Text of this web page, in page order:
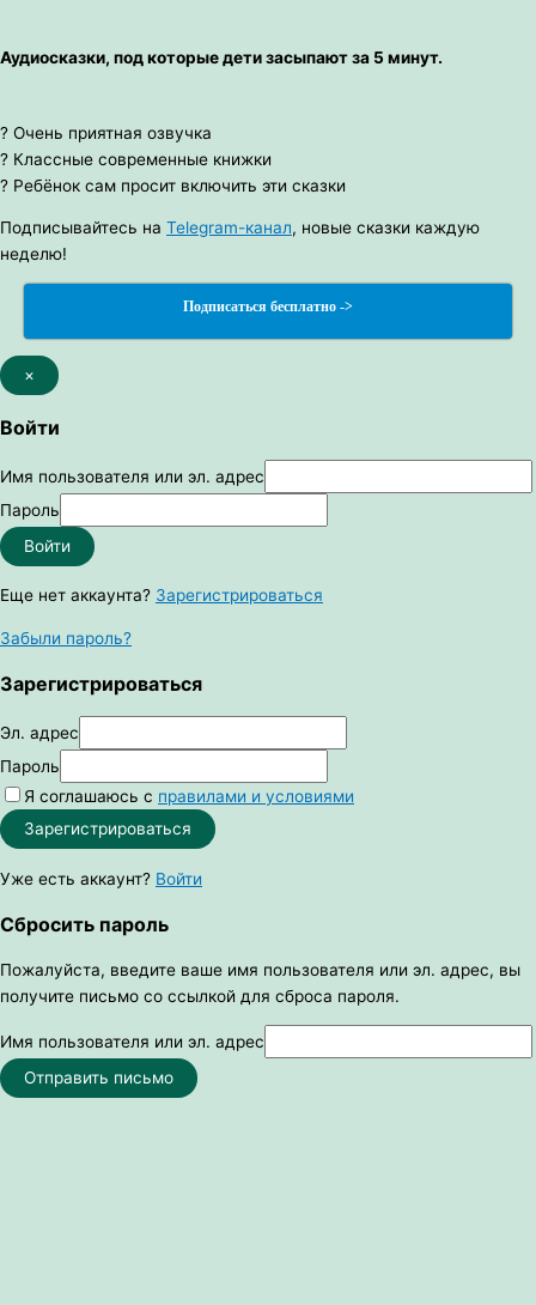
Аудиосказки, под которые дети засыпают за 5 минут.
? Очень приятная озвучка
? Классные современные книжки
? Ребёнок сам просит включить эти сказки
Подписывайтесь на Telegram-канал, новые сказки каждую
неделю!
Подписаться бесплатно ->
×
Войти
Имя пользователя или эл. адрес
Пароль
Войти
Еще нет аккаунта? Зарегистрироваться
Забыли пароль?
Зарегистрироваться
Эл. адрес
Пароль
Я соглашаюсь с правилами и условиями
Зарегистрироваться
Уже есть аккаунт? Войти
Сбросить пароль
Пожалуйста, введите ваше имя пользователя или эл. адрес, вы
получите письмо со ссылкой для сброса пароля.
Имя пользователя или эл. адрес
Отправить письмо